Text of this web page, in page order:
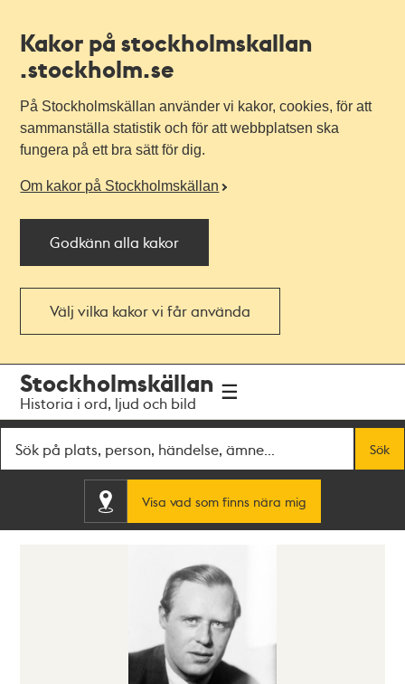
Kakor på stockholmskallan
.stockholm.se
På Stockholmskällan använder vi kakor, cookies, för att
sammanställa statistik och för att webbplatsen ska
fungera på ett bra sätt för dig.
Om kakor på Stockholmskällan
Godkänn alla kakor
Välj vilka kakor vi får använda
navigationen
huvudinnehållet
Stockholmskällan
Historia i ord, ljud och bild
Sök
Visa vad som finns nära mig